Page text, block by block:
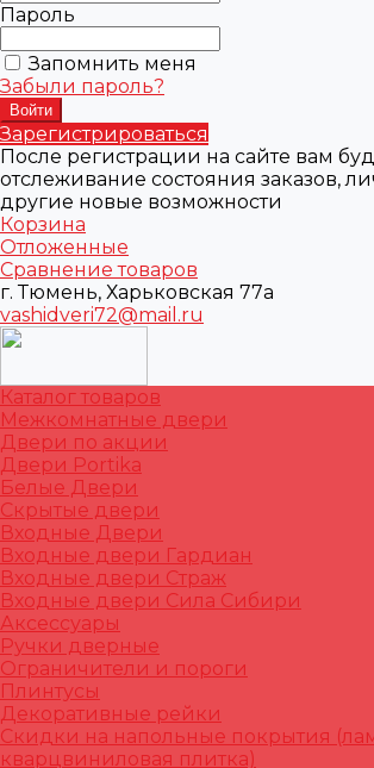
Пароль
Запомнить меня
Забыли пароль?
Зарегистрироваться
После регистрации на сайте вам
отслеживание состояния заказов,
другие новые возможности
Корзина
Отложенные
Сравнение товаров
г. Тюмень, Харьковская 77а
vashidveri72@mail.ru
Каталог товаров
Межкомнатные двери
Двери по акции
Двери Portika
Белые Двери
Скрытые двери
Входные Двери
Входные двери Гардиан
Входные двери Страж
Входные двери Сила Сибири
Аксессуары
Ручки дверные
Ограничители и пороги
Плинтусы
Декоративные рейки
Скидки на напольные покрытия
кварцвиниловая плитка)